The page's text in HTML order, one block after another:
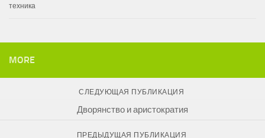
техника
MORE
СЛЕДУЮЩАЯ ПУБЛИКАЦИЯ
Дворянство и аристократия
ПРЕДЫДУЩАЯ ПУБЛИКАЦИЯ